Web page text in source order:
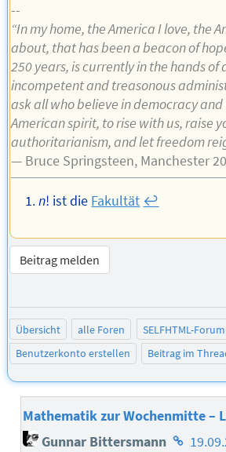
--
“In my home, the America I love, the
about, that has been a beacon of
250 years, is currently in the hands of
incompetent and treasonous
ask all who believe in democracy
American spirit, to rise with us, raise
authoritarianism, and let freedom
— Bruce Springsteen, Manchester
n! ist die Fakultät ↩︎
Beitrag melden
Übersicht alle Foren SELFHTML-Forum
Benutzerkonto erstellen
Beitrag im
Mathematik zur Wochenmitte –
Gunnar Bittersmann